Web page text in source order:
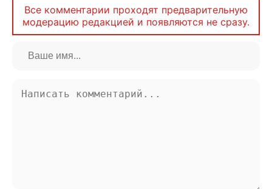
Все комментарии проходят предварительную
модерацию редакцией и появляются не сразу.